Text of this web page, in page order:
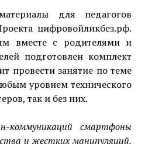
для педагогов
цифровойликбез.рф.
вместе с родителями и
подготовлен комплект
провести занятие по теме
уровнем технического
так и без них.
коммуникаций смартфоны
и жестких манипуляций.